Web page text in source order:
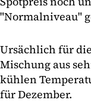
"Normalniveau"
Ursächlich für
Mischung aus
kühlen
für Dezember.